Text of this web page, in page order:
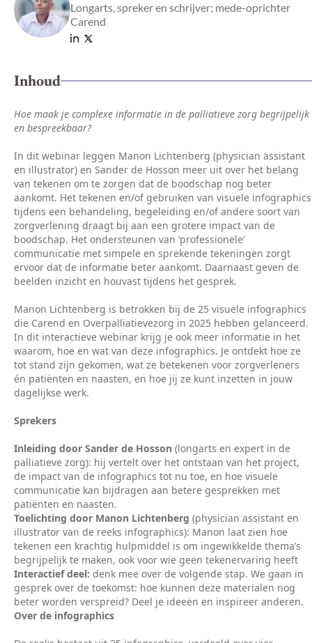
Longarts, spreker en schrijver; mede-oprichter
Carend
Inhoud
Hoe maak je complexe informatie in de palliatieve zorg begrijpelijk
en bespreekbaar?
In dit webinar leggen Manon Lichtenberg (physician assistant
en illustrator) en Sander de Hosson meer uit over het belang
van tekenen om te zorgen dat de boodschap nog beter
aankomt. Het tekenen en/of gebruiken van visuele infographics
tijdens een behandeling, begeleiding en/of andere soort van
zorgverlening draagt bij aan een grotere impact van de
boodschap. Het ondersteunen van ‘professionele’
communicatie met simpele en sprekende tekeningen zorgt
ervoor dat de informatie beter aankomt. Daarnaast geven de
beelden inzicht en houvast tijdens het gesprek.
Manon Lichtenberg is betrokken bij de 25 visuele infographics
die Carend en Overpalliatievezorg in 2025 hebben gelanceerd.
In dit interactieve webinar krijg je ook meer informatie in het
waarom, hoe en wat van deze infographics. Je ontdekt hoe ze
tot stand zijn gekomen, wat ze betekenen voor zorgverleners
én patiënten en naasten, en hoe jij ze kunt inzetten in jouw
dagelijkse werk.
Sprekers
Inleiding door Sander de Hosson (longarts en expert in de
palliatieve zorg): hij vertelt over het ontstaan van het project,
de impact van de infographics tot nu toe, en hoe visuele
communicatie kan bijdragen aan betere gesprekken met
patiënten en naasten.
Toelichting door Manon Lichtenberg (physician assistant en
illustrator van de reeks infographics): Manon laat zien hoe
tekenen een krachtig hulpmiddel is om ingewikkelde thema’s
begrijpelijk te maken, ook voor wie geen tekenervaring heeft
Interactief deel: denk mee over de volgende stap. We gaan in
gesprek over de toekomst: hoe kunnen deze materialen nog
beter worden verspreid? Deel je ideeën en inspireer anderen.
Over de infographics